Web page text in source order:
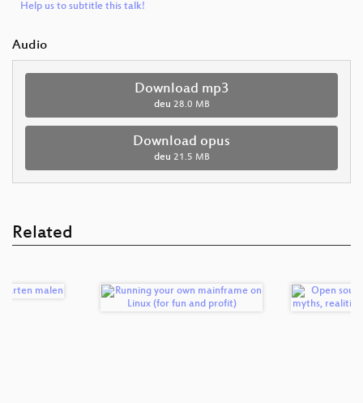
Help us to subtitle this talk!
Audio
Download mp3
deu 28.0 MB
Download opus
deu 21.5 MB
Related